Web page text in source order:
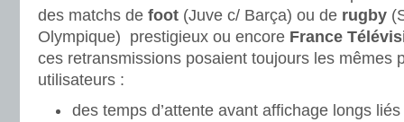
des matchs de foot (Juve c/ Barça) ou de rugby
Olympique) prestigieux ou encore France
ces retransmissions posaient toujours les mêmes
utilisateurs :
des temps d’attente avant affichage longs